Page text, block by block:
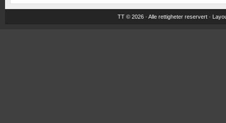
TT © 2026 · Alle rettigheter reservert ·